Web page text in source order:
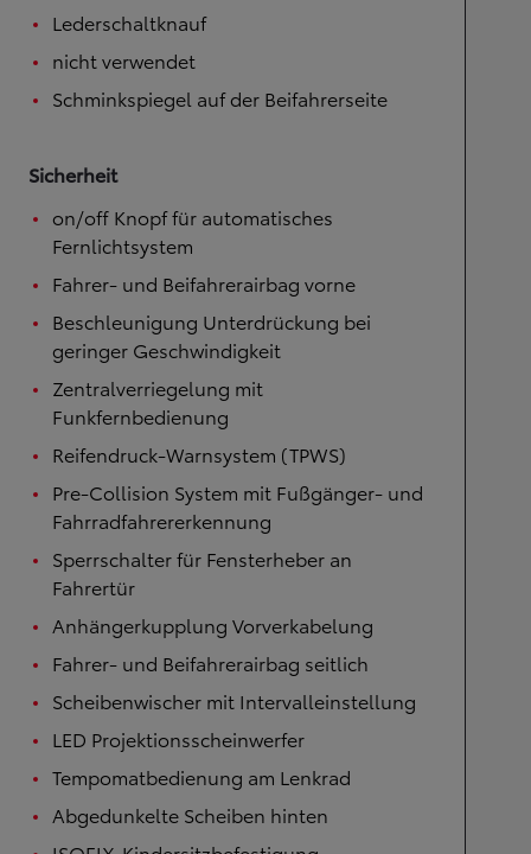
Lederschaltknauf
nicht verwendet
Schminkspiegel auf der Beifahrerseite
Sicherheit
on/off Knopf für automatisches
Fernlichtsystem
Fahrer- und Beifahrerairbag vorne
Beschleunigung Unterdrückung bei
geringer Geschwindigkeit
Zentralverriegelung mit
Funkfernbedienung
Reifendruck-Warnsystem (TPWS)
Pre-Collision System mit Fußgänger- und
Fahrradfahrererkennung
Sperrschalter für Fensterheber an
Fahrertür
Anhängerkupplung Vorverkabelung
Fahrer- und Beifahrerairbag seitlich
Scheibenwischer mit Intervalleinstellung
LED Projektionsscheinwerfer
Tempomatbedienung am Lenkrad
Abgedunkelte Scheiben hinten